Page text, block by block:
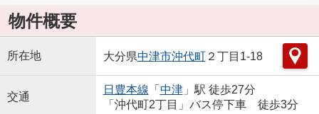
物件概要
所在地 大分県中津市沖代町２丁目1-18
交通
日豊本線 「 中津」駅 徒歩27分
「沖代町2丁目」バス停下車 徒歩3分